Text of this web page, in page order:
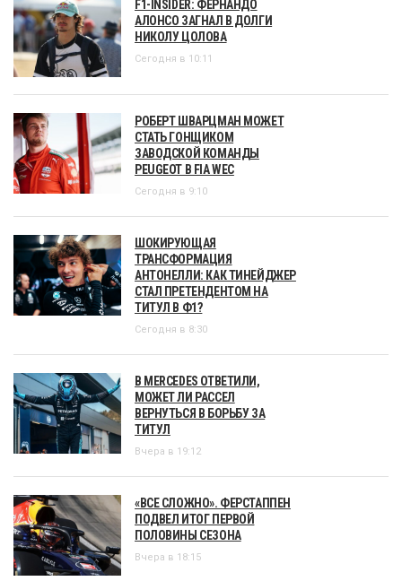
F1-INSIDER: ФЕРНАНДО
АЛОНСО ЗАГНАЛ В ДОЛГИ
НИКОЛУ ЦОЛОВА
Сегодня в 10:11
РОБЕРТ ШВАРЦМАН МОЖЕТ
СТАТЬ ГОНЩИКОМ
ЗАВОДСКОЙ КОМАНДЫ
PEUGEOT В FIA WEC
Сегодня в 9:10
ШОКИРУЮЩАЯ
ТРАНСФОРМАЦИЯ
АНТОНЕЛЛИ: КАК ТИНЕЙДЖЕР
СТАЛ ПРЕТЕНДЕНТОМ НА
ТИТУЛ В Ф1?
Сегодня в 8:30
В MERCEDES ОТВЕТИЛИ,
МОЖЕТ ЛИ РАССЕЛ
ВЕРНУТЬСЯ В БОРЬБУ ЗА
ТИТУЛ
Вчера в 19:12
«ВСЕ СЛОЖНО». ФЕРСТАППЕН
ПОДВЕЛ ИТОГ ПЕРВОЙ
ПОЛОВИНЫ СЕЗОНА
Вчера в 18:15